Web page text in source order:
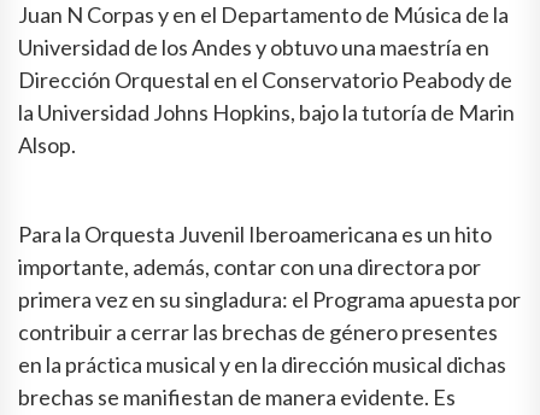
Juan N Corpas y en el Departamento de Música de la
Universidad de los Andes y obtuvo una maestría en
Dirección Orquestal en el Conservatorio Peabody de
la Universidad Johns Hopkins, bajo la tutoría de Marin
Alsop.
Para la Orquesta Juvenil Iberoamericana es un hito
importante, además, contar con una directora por
primera vez en su singladura: el Programa apuesta por
contribuir a cerrar las brechas de género presentes
en la práctica musical y en la dirección musical dichas
brechas se manifiestan de manera evidente. Es